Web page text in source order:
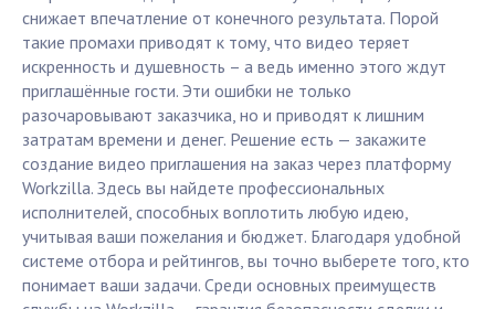
снижает впечатление от конечного результата. Порой
такие промахи приводят к тому, что видео теряет
искренность и душевность – а ведь именно этого ждут
приглашённые гости. Эти ошибки не только
разочаровывают заказчика, но и приводят к лишним
затратам времени и денег. Решение есть — закажите
создание видео приглашения на заказ через платформу
Workzilla. Здесь вы найдете профессиональных
исполнителей, способных воплотить любую идею,
учитывая ваши пожелания и бюджет. Благодаря удобной
системе отбора и рейтингов, вы точно выберете того, кто
понимает ваши задачи. Среди основных преимуществ